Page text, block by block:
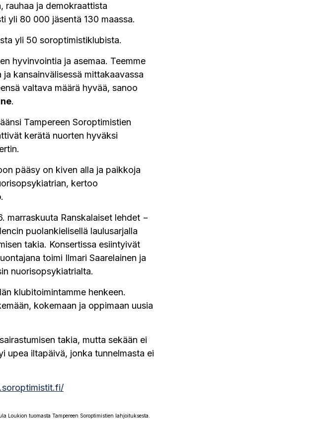
rauhaa ja demokraattista
yli 80 000 jäsentä 130 maassa.
yli 50 soroptimistiklubista.
hyvinvointia ja asemaa. Teemme
kansainvälisessä mittakaavassa
valtava määrä hyvää, sanoo
.
Tampereen Soroptimistien
kerätä nuorten hyväksi
pääsy on kiven alla ja paikkoja
kertoo
.
marraskuuta Ranskalaiset lehdet −
puolankielisellä laulusarjalla
takia. Konsertissa esiintyivät
toimi Ilmari Saarelainen ja
nuorisopsykiatrialta.
klubitoimintamme henkeen.
kokemaan ja oppimaan uusia
takia, mutta sekään ei
upea iltapäivä, jonka tunnelmasta ei
tuomasta Tampereen Soroptimistien lahjoituksesta.